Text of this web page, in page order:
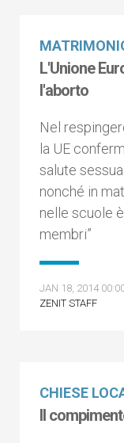
L'Unione
l'aborto
Nel
la UE
salute
nonché in
nelle scuole
membri”
JAN 18, 2014
ZENIT STAFF
CHIESE
Il